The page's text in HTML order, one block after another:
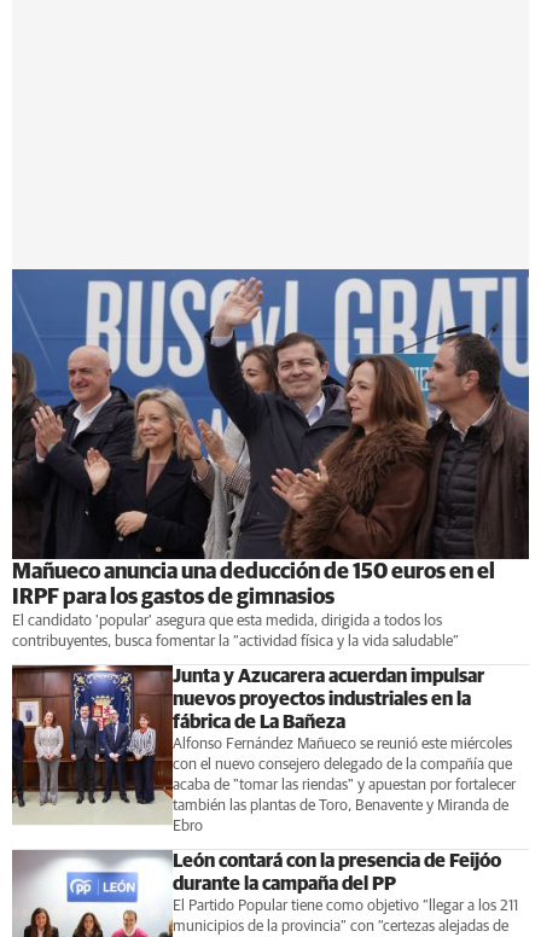
Mañueco anuncia una deducción de 150 euros en el
IRPF para los gastos de gimnasios
El candidato 'popular' asegura que esta medida, dirigida a todos los
contribuyentes, busca fomentar la “actividad física y la vida saludable”
Junta y Azucarera acuerdan impulsar
nuevos proyectos industriales en la
fábrica de La Bañeza
Alfonso Fernández Mañueco se reunió este miércoles
con el nuevo consejero delegado de la compañía que
acaba de "tomar las riendas" y apuestan por fortalecer
también las plantas de Toro, Benavente y Miranda de
Ebro
León contará con la presencia de Feijóo
durante la campaña del PP
El Partido Popular tiene como objetivo “llegar a los 211
municipios de la provincia” con “certezas alejadas de